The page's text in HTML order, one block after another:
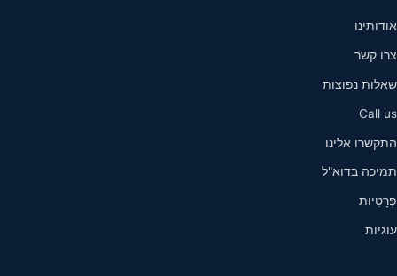
אודותינו
צרו קשר
שאלות נפוצות
Call us
התקשרו אלינו
תמיכה בדוא"ל
פְּרָטִיוּת
עוגיות